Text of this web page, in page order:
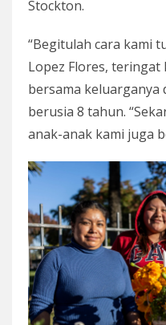
Stockton.
“Begitulah cara kami
Lopez Flores,
bersama keluarganya
berusia 8 tahun.
anak-anak kami juga